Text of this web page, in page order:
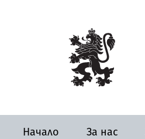
Начало За нас